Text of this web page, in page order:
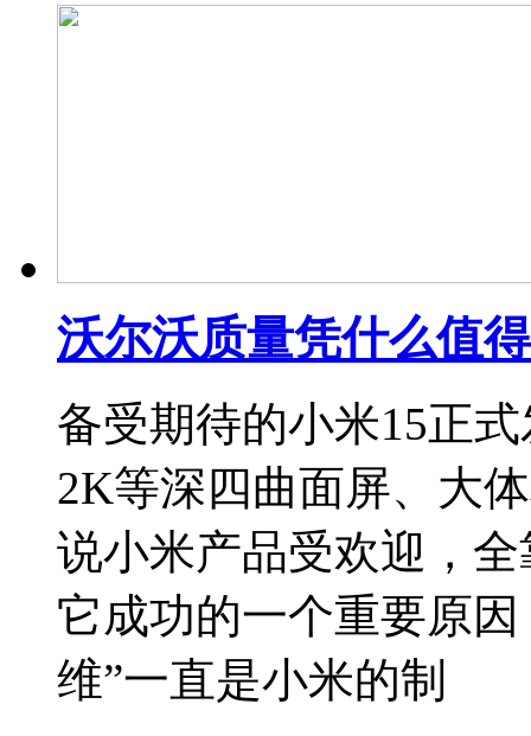
沃尔沃质量凭什么值
备受期待的小米15正
2K等深四曲面屏、大
说小米产品受欢迎，
它成功的一个重要原
维”一直是小米的制